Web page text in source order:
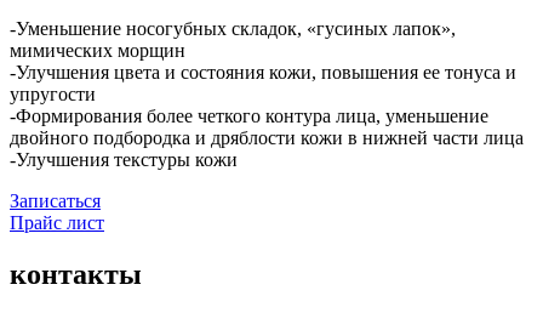
-Уменьшение носогубных складок, «гусиных лапок»,
мимических морщин
-Улучшения цвета и состояния кожи, повышения ее тонуса и
упругости
-Формирования более четкого контура лица, уменьшение
двойного подбородка и дряблости кожи в нижней части лица
-Улучшения текстуры кожи
Записаться
Прайс лист
контакты